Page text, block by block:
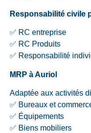
Responsabilité civile
✅ RC entreprise
✅ RC Produits
✅ Responsabilité
MRP à Auriol
Adaptée aux activités
✅ Bureaux et
✅ Équipements
✅ Biens mobiliers